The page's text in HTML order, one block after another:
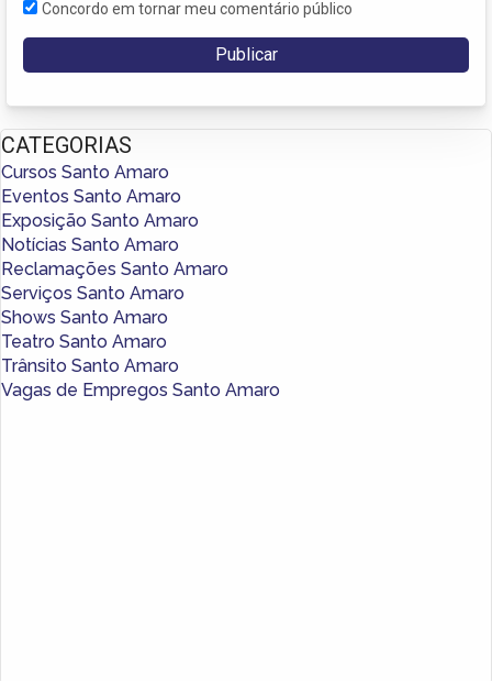
Concordo em tornar meu comentário público
CATEGORIAS
Cursos Santo Amaro
Eventos Santo Amaro
Exposição Santo Amaro
Notícias Santo Amaro
Reclamações Santo Amaro
Serviços Santo Amaro
Shows Santo Amaro
Teatro Santo Amaro
Trânsito Santo Amaro
Vagas de Empregos Santo Amaro